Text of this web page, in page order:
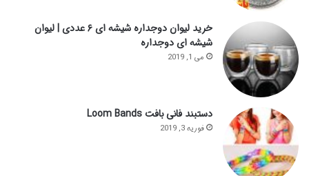
خرید لیوان دوجداره شیشه ای ۶ عددی | لیوان
شیشه ای دوجداره
می 1, 2019
دستبند فانی بافت Loom Bands
فوریه 3, 2019